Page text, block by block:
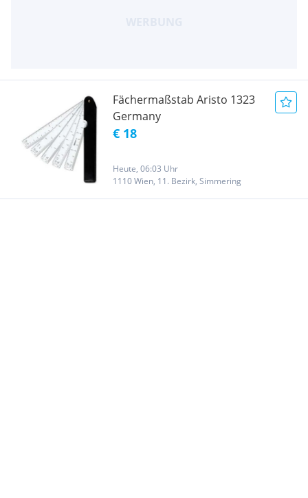
Fächermaßstab Aristo 1323
Germany
€ 18
Heute, 06:03 Uhr
1110 Wien, 11. Bezirk, Simmering